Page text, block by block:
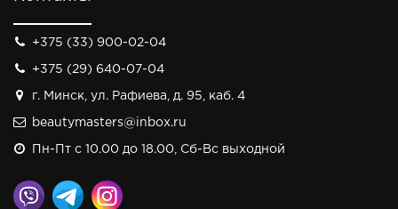
+375 (33) 900-02-04
+375 (29) 640-07-04
г. Минск, ул. Рафиева, д. 95, каб. 4
beautymasters@inbox.ru
Пн-Пт с 10.00 до 18.00, Сб-Вс выходной